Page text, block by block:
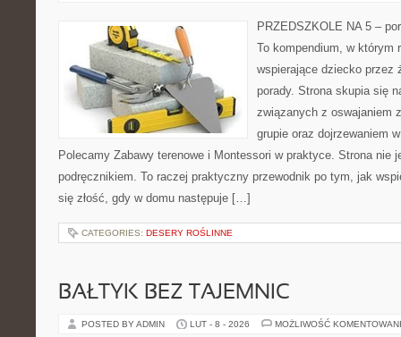
PRZEDSZKOLE NA 5 –
To kompendium, w którym
wspierające dziecko przez
porady. Strona skupia się
związanych z oswajaniem
grupie oraz dojrzewaniem
Polecamy Zabawy terenowe i Montessori w praktyce. Strona nie
podręcznikiem. To raczej praktyczny przewodnik po tym, jak
się złość, gdy w domu następuje […]
CATEGORIES: DESERY ROŚLINNE
BAŁTYK BEZ TAJEMNIC
POSTED BY ADMIN LUT - 8 - 2026 MOŻLIWOŚĆ